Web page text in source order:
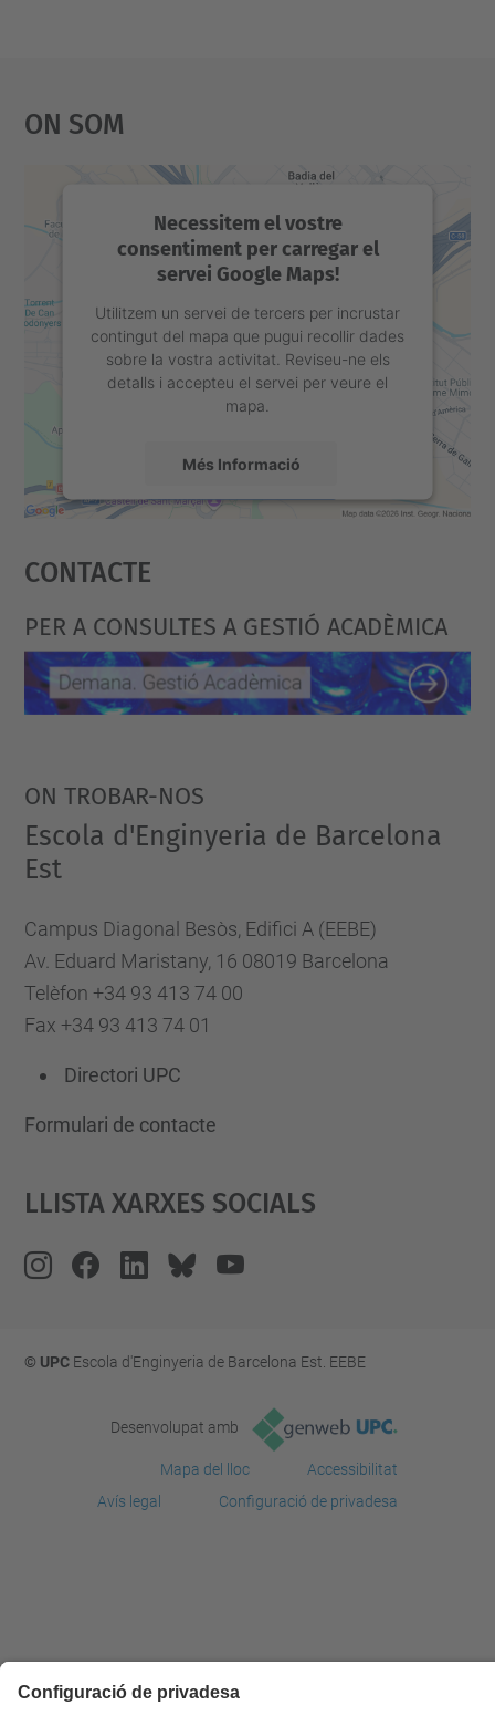
On Som
Necessitem el vostre
consentiment per carregar el
servei Google Maps!
Utilitzem un servei de tercers per incrustar
contingut del mapa que pugui recollir dades
sobre la vostra activitat. Reviseu-ne els
detalls i accepteu el servei per veure el
mapa.
Més Informació
powered by
Contacte
PER A CONSULTES A GESTIÓ ACADÈMICA
ON TROBAR-NOS
Escola d'Enginyeria de Barcelona
Est
Campus Diagonal Besòs, Edifici A (EEBE)
Av. Eduard Maristany, 16 08019 Barcelona
Telèfon +34 93 413 74 00
Fax +34 93 413 74 01
Directori UPC
Formulari de contacte
Llista Xarxes Socials
© UPCEscola d'Enginyeria de Barcelona Est. EEBE
Desenvolupat amb
Mapa del lloc
Accessibilitat
Avís legal
Configuració de privadesa